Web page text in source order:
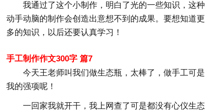
我通过了这个小制作，明白了光的一些知识，这种
动手动脑的制作会创造出意想不到的成果。要想知道更
多的知识，以后还要认真学习！
手工制作作文300字 篇7
今天王老师叫我们做生态瓶，太棒了，做手工可是
我的强项呢！
一回家我就开干，我上网查了可是都没有心仪生态